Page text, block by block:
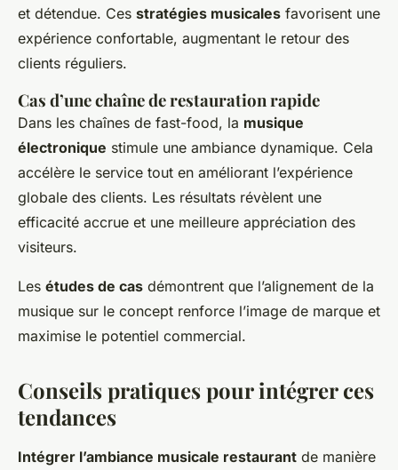
et détendue. Ces stratégies musicales favorisent une
expérience confortable, augmentant le retour des
clients réguliers.
Cas d’une chaîne de restauration rapide
Dans les chaînes de fast-food, la musique
électronique stimule une ambiance dynamique. Cela
accélère le service tout en améliorant l’expérience
globale des clients. Les résultats révèlent une
efficacité accrue et une meilleure appréciation des
visiteurs.
Les études de cas démontrent que l’alignement de la
musique sur le concept renforce l’image de marque et
maximise le potentiel commercial.
Conseils pratiques pour intégrer ces
tendances
Intégrer l’ambiance musicale restaurant de manière